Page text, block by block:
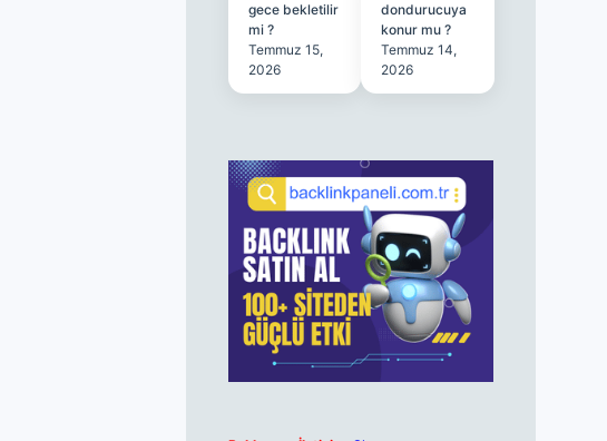
gece bekletilir
mi ?
Temmuz 15,
2026
dondurucuya
konur mu ?
Temmuz 14,
2026